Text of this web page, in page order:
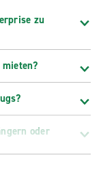
zu
oder